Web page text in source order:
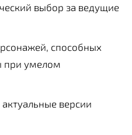
выбор за ведущие
способных
при умелом
версии